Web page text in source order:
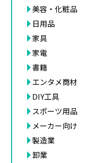
美容・化粧品
日用品
家具
家電
書籍
エンタメ商材
DIY工具
スポーツ用品
メーカー向け
製造業
卸業